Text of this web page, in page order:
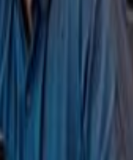
validado. Antes de
la